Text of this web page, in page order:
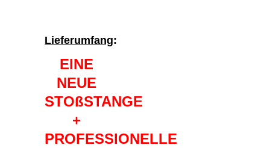
Lieferumfang:
EINE
NEUE
STOßSTANGE
+
PROFESSIONELLE